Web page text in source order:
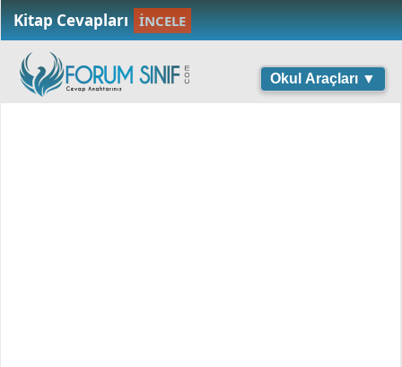
Kitap Cevapları İNCELE
Okul Araçları ▼